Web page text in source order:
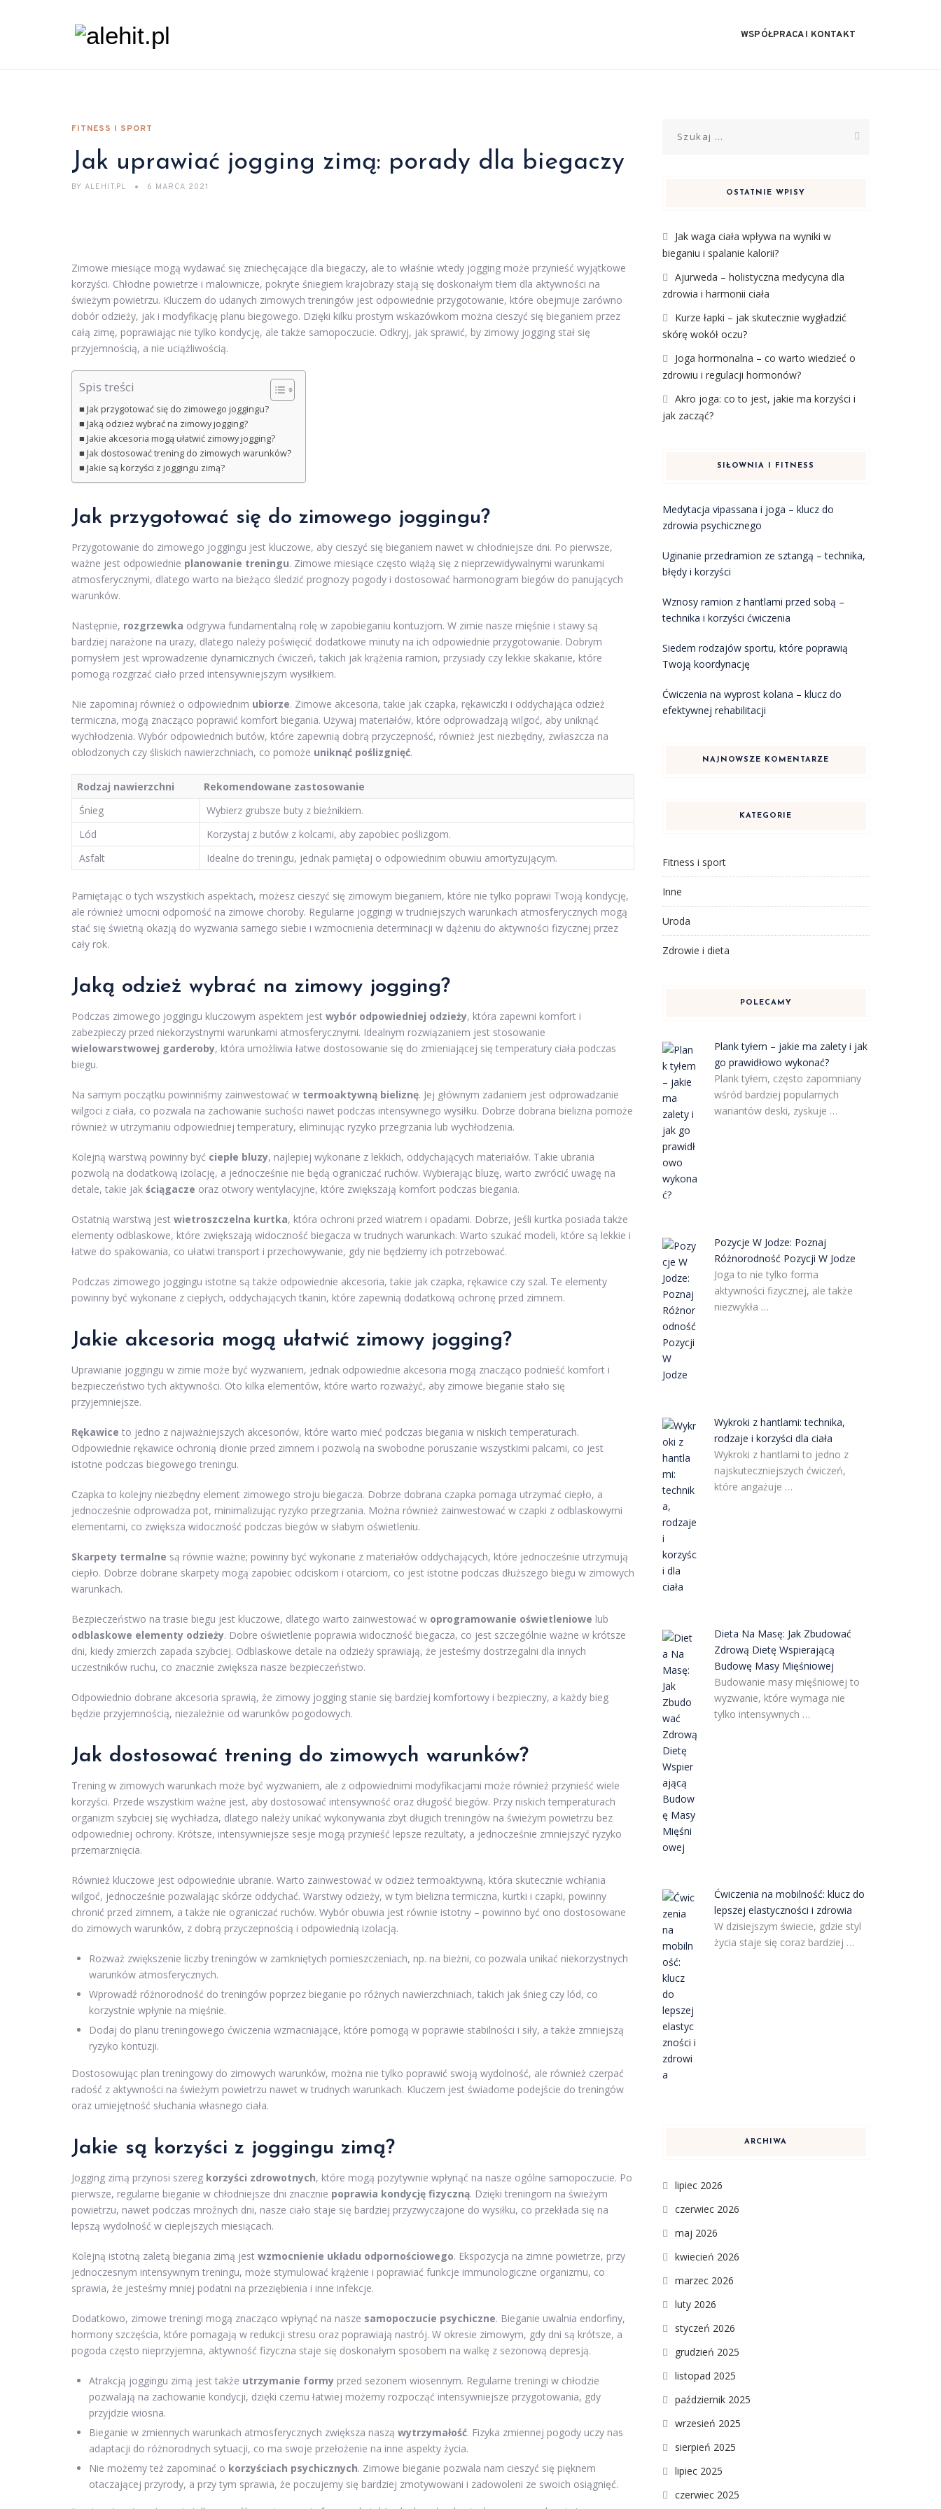
WSPÓŁPRACA I KONTAKT
FITNESS I SPORT
Jak uprawiać jogging zimą: porady dla biegaczy
BY ALEHIT.PL 6 MARCA 2021
Zimowe miesiące mogą wydawać się zniechęcające dla biegaczy, ale to właśnie wtedy jogging może przynieść wyjątkowe
korzyści. Chłodne powietrze i malownicze, pokryte śniegiem krajobrazy stają się doskonałym tłem dla aktywności na
świeżym powietrzu. Kluczem do udanych zimowych treningów jest odpowiednie przygotowanie, które obejmuje zarówno
dobór odzieży, jak i modyfikację planu biegowego. Dzięki kilku prostym wskazówkom można cieszyć się bieganiem przez
całą zimę, poprawiając nie tylko kondycję, ale także samopoczucie. Odkryj, jak sprawić, by zimowy jogging stał się
przyjemnością, a nie uciążliwością.
Spis treści
Jak przygotować się do zimowego joggingu?
Jaką odzież wybrać na zimowy jogging?
Jakie akcesoria mogą ułatwić zimowy jogging?
Jak dostosować trening do zimowych warunków?
Jakie są korzyści z joggingu zimą?
Jak przygotować się do zimowego joggingu?
Przygotowanie do zimowego joggingu jest kluczowe, aby cieszyć się bieganiem nawet w chłodniejsze dni. Po pierwsze,
ważne jest odpowiednie planowanie treningu. Zimowe miesiące często wiążą się z nieprzewidywalnymi warunkami
atmosferycznymi, dlatego warto na bieżąco śledzić prognozy pogody i dostosować harmonogram biegów do panujących
warunków.
Następnie, rozgrzewka odgrywa fundamentalną rolę w zapobieganiu kontuzjom. W zimie nasze mięśnie i stawy są
bardziej narażone na urazy, dlatego należy poświęcić dodatkowe minuty na ich odpowiednie przygotowanie. Dobrym
pomysłem jest wprowadzenie dynamicznych ćwiczeń, takich jak krążenia ramion, przysiady czy lekkie skakanie, które
pomogą rozgrzać ciało przed intensywniejszym wysiłkiem.
Nie zapominaj również o odpowiednim ubiorze. Zimowe akcesoria, takie jak czapka, rękawiczki i oddychająca odzież
termiczna, mogą znacząco poprawić komfort biegania. Używaj materiałów, które odprowadzają wilgoć, aby uniknąć
wychłodzenia. Wybór odpowiednich butów, które zapewnią dobrą przyczepność, również jest niezbędny, zwłaszcza na
oblodzonych czy śliskich nawierzchniach, co pomoże uniknąć poślizgnięć.
Rodzaj nawierzchni
Rekomendowane zastosowanie
Śnieg
Wybierz grubsze buty z bieżnikiem.
Lód
Korzystaj z butów z kolcami, aby zapobiec poślizgom.
Asfalt
Idealne do treningu, jednak pamiętaj o odpowiednim obuwiu amortyzującym.
Pamiętając o tych wszystkich aspektach, możesz cieszyć się zimowym bieganiem, które nie tylko poprawi Twoją kondycję,
ale również umocni odporność na zimowe choroby. Regularne joggingi w trudniejszych warunkach atmosferycznych mogą
stać się świetną okazją do wyzwania samego siebie i wzmocnienia determinacji w dążeniu do aktywności fizycznej przez
cały rok.
Jaką odzież wybrać na zimowy jogging?
Podczas zimowego joggingu kluczowym aspektem jest wybór odpowiedniej odzieży, która zapewni komfort i
zabezpieczy przed niekorzystnymi warunkami atmosferycznymi. Idealnym rozwiązaniem jest stosowanie
wielowarstwowej garderoby, która umożliwia łatwe dostosowanie się do zmieniającej się temperatury ciała podczas
biegu.
Na samym początku powinniśmy zainwestować w termoaktywną bieliznę. Jej głównym zadaniem jest odprowadzanie
wilgoci z ciała, co pozwala na zachowanie suchości nawet podczas intensywnego wysiłku. Dobrze dobrana bielizna pomoże
również w utrzymaniu odpowiedniej temperatury, eliminując ryzyko przegrzania lub wychłodzenia.
Kolejną warstwą powinny być ciepłe bluzy, najlepiej wykonane z lekkich, oddychających materiałów. Takie ubrania
pozwolą na dodatkową izolację, a jednocześnie nie będą ograniczać ruchów. Wybierając bluzę, warto zwrócić uwagę na
detale, takie jak ściągacze oraz otwory wentylacyjne, które zwiększają komfort podczas biegania.
Ostatnią warstwą jest wietroszczelna kurtka, która ochroni przed wiatrem i opadami. Dobrze, jeśli kurtka posiada także
elementy odblaskowe, które zwiększają widoczność biegacza w trudnych warunkach. Warto szukać modeli, które są lekkie i
łatwe do spakowania, co ułatwi transport i przechowywanie, gdy nie będziemy ich potrzebować.
Podczas zimowego joggingu istotne są także odpowiednie akcesoria, takie jak czapka, rękawice czy szal. Te elementy
powinny być wykonane z ciepłych, oddychających tkanin, które zapewnią dodatkową ochronę przed zimnem.
Jakie akcesoria mogą ułatwić zimowy jogging?
Uprawianie joggingu w zimie może być wyzwaniem, jednak odpowiednie akcesoria mogą znacząco podnieść komfort i
bezpieczeństwo tych aktywności. Oto kilka elementów, które warto rozważyć, aby zimowe bieganie stało się
przyjemniejsze.
Rękawice to jedno z najważniejszych akcesoriów, które warto mieć podczas biegania w niskich temperaturach.
Odpowiednie rękawice ochronią dłonie przed zimnem i pozwolą na swobodne poruszanie wszystkimi palcami, co jest
istotne podczas biegowego treningu.
Czapka to kolejny niezbędny element zimowego stroju biegacza. Dobrze dobrana czapka pomaga utrzymać ciepło, a
jednocześnie odprowadza pot, minimalizując ryzyko przegrzania. Można również zainwestować w czapki z odblaskowymi
elementami, co zwiększa widoczność podczas biegów w słabym oświetleniu.
Skarpety termalne są równie ważne; powinny być wykonane z materiałów oddychających, które jednocześnie utrzymują
ciepło. Dobrze dobrane skarpety mogą zapobiec odciskom i otarciom, co jest istotne podczas dłuższego biegu w zimowych
warunkach.
Bezpieczeństwo na trasie biegu jest kluczowe, dlatego warto zainwestować w oprogramowanie oświetleniowe lub
odblaskowe elementy odzieży. Dobre oświetlenie poprawia widoczność biegacza, co jest szczególnie ważne w krótsze
dni, kiedy zmierzch zapada szybciej. Odblaskowe detale na odzieży sprawiają, że jesteśmy dostrzegalni dla innych
uczestników ruchu, co znacznie zwiększa nasze bezpieczeństwo.
Odpowiednio dobrane akcesoria sprawią, że zimowy jogging stanie się bardziej komfortowy i bezpieczny, a każdy bieg
będzie przyjemnością, niezależnie od warunków pogodowych.
Jak dostosować trening do zimowych warunków?
Trening w zimowych warunkach może być wyzwaniem, ale z odpowiednimi modyfikacjami może również przynieść wiele
korzyści. Przede wszystkim ważne jest, aby dostosować intensywność oraz długość biegów. Przy niskich temperaturach
organizm szybciej się wychładza, dlatego należy unikać wykonywania zbyt długich treningów na świeżym powietrzu bez
odpowiedniej ochrony. Krótsze, intensywniejsze sesje mogą przynieść lepsze rezultaty, a jednocześnie zmniejszyć ryzyko
przemarznięcia.
Również kluczowe jest odpowiednie ubranie. Warto zainwestować w odzież termoaktywną, która skutecznie wchłania
wilgoć, jednocześnie pozwalając skórze oddychać. Warstwy odzieży, w tym bielizna termiczna, kurtki i czapki, powinny
chronić przed zimnem, a także nie ograniczać ruchów. Wybór obuwia jest równie istotny – powinno być ono dostosowane
do zimowych warunków, z dobrą przyczepnością i odpowiednią izolacją.
Rozważ zwiększenie liczby treningów w zamkniętych pomieszczeniach, np. na bieżni, co pozwala unikać niekorzystnych
warunków atmosferycznych.
Wprowadź różnorodność do treningów poprzez bieganie po różnych nawierzchniach, takich jak śnieg czy lód, co
korzystnie wpłynie na mięśnie.
Dodaj do planu treningowego ćwiczenia wzmacniające, które pomogą w poprawie stabilności i siły, a także zmniejszą
ryzyko kontuzji.
Dostosowując plan treningowy do zimowych warunków, można nie tylko poprawić swoją wydolność, ale również czerpać
radość z aktywności na świeżym powietrzu nawet w trudnych warunkach. Kluczem jest świadome podejście do treningów
oraz umiejętność słuchania własnego ciała.
Jakie są korzyści z joggingu zimą?
Jogging zimą przynosi szereg korzyści zdrowotnych, które mogą pozytywnie wpłynąć na nasze ogólne samopoczucie. Po
pierwsze, regularne bieganie w chłodniejsze dni znacznie poprawia kondycję fizyczną. Dzięki treningom na świeżym
powietrzu, nawet podczas mroźnych dni, nasze ciało staje się bardziej przyzwyczajone do wysiłku, co przekłada się na
lepszą wydolność w cieplejszych miesiącach.
Kolejną istotną zaletą biegania zimą jest wzmocnienie układu odpornościowego. Ekspozycja na zimne powietrze, przy
jednoczesnym intensywnym treningu, może stymulować krążenie i poprawiać funkcje immunologiczne organizmu, co
sprawia, że jesteśmy mniej podatni na przeziębienia i inne infekcje.
Dodatkowo, zimowe treningi mogą znacząco wpłynąć na nasze samopoczucie psychiczne. Bieganie uwalnia endorfiny,
hormony szczęścia, które pomagają w redukcji stresu oraz poprawiają nastrój. W okresie zimowym, gdy dni są krótsze, a
pogoda często nieprzyjemna, aktywność fizyczna staje się doskonałym sposobem na walkę z sezonową depresją.
Atrakcją joggingu zimą jest także utrzymanie formy przed sezonem wiosennym. Regularne treningi w chłodzie
pozwalają na zachowanie kondycji, dzięki czemu łatwiej możemy rozpocząć intensywniejsze przygotowania, gdy
przyjdzie wiosna.
Bieganie w zmiennych warunkach atmosferycznych zwiększa naszą wytrzymałość. Fizyka zmiennej pogody uczy nas
adaptacji do różnorodnych sytuacji, co ma swoje przełożenie na inne aspekty życia.
Nie możemy też zapominać o korzyściach psychicznych. Zimowe bieganie pozwala nam cieszyć się pięknem
otaczającej przyrody, a przy tym sprawia, że poczujemy się bardziej zmotywowani i zadowoleni ze swoich osiągnięć.
OSTATNIE WPISY
Jak waga ciała wpływa na wyniki w
bieganiu i spalanie kalorii?
Ajurweda – holistyczna medycyna dla
zdrowia i harmonii ciała
Kurze łapki – jak skutecznie wygładzić
skórę wokół oczu?
Joga hormonalna – co warto wiedzieć o
zdrowiu i regulacji hormonów?
Akro joga: co to jest, jakie ma korzyści i
jak zacząć?
SIŁOWNIA I FITNESS
Medytacja vipassana i joga – klucz do
zdrowia psychicznego
Uginanie przedramion ze sztangą – technika,
błędy i korzyści
Wznosy ramion z hantlami przed sobą –
technika i korzyści ćwiczenia
Siedem rodzajów sportu, które poprawią
Twoją koordynację
Ćwiczenia na wyprost kolana – klucz do
efektywnej rehabilitacji
NAJNOWSZE KOMENTARZE
KATEGORIE
Fitness i sport
Inne
Uroda
Zdrowie i dieta
POLECAMY
Plank tyłem – jakie ma zalety i jak
go prawidłowo wykonać?
Plank tyłem, często zapomniany
wśród bardziej popularnych
wariantów deski, zyskuje …
Pozycje W Jodze: Poznaj
Różnorodność Pozycji W Jodze
Joga to nie tylko forma
aktywności fizycznej, ale także
niezwykła …
Wykroki z hantlami: technika,
rodzaje i korzyści dla ciała
Wykroki z hantlami to jedno z
najskuteczniejszych ćwiczeń,
które angażuje …
Dieta Na Masę: Jak Zbudować
Zdrową Dietę Wspierającą
Budowę Masy Mięśniowej
Budowanie masy mięśniowej to
wyzwanie, które wymaga nie
tylko intensywnych …
Ćwiczenia na mobilność: klucz do
lepszej elastyczności i zdrowia
W dzisiejszym świecie, gdzie styl
życia staje się coraz bardziej …
ARCHIWA
lipiec 2026
czerwiec 2026
maj 2026
kwiecień 2026
marzec 2026
luty 2026
styczeń 2026
grudzień 2025
listopad 2025
październik 2025
wrzesień 2025
sierpień 2025
lipiec 2025
czerwiec 2025